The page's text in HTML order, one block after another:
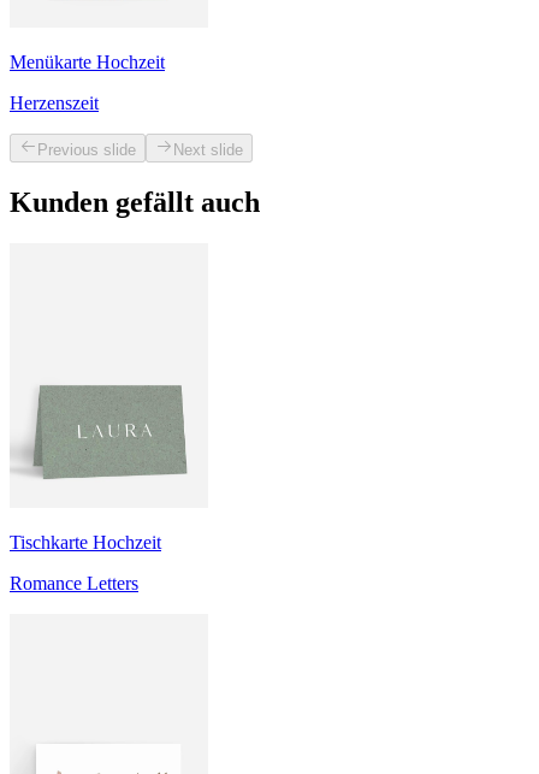
Menükarte Hochzeit
Herzenszeit
Previous slide Next slide
Kunden gefällt auch
Tischkarte Hochzeit
Romance Letters